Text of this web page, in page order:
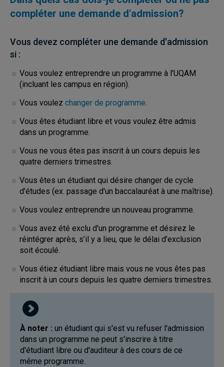
compléter une demande d'admission?
Vous devez compléter une demande d'admission
si :
Vous voulez entreprendre un programme à l’UQAM
(incluant les campus en région).
Vous voulez changer de programme.
Vous êtes étudiant libre et vous voulez être admis
dans un programme.
Vous ne vous êtes pas inscrit à un cours depuis les
quatre derniers trimestres.
Vous êtes un étudiant qui désire changer de cycle
d'études (ex. passage d'un baccalauréat à une maîtrise).
Vous voulez entreprendre un nouveau programme.
Vous avez été exclu d'un programme et désirez le
réintégrer après, s’il y a lieu, que le délai d’exclusion
soit écoulé.
Vous étiez étudiant libre mais vous ne vous êtes pas
inscrit à un cours depuis les quatre derniers trimestres.
À noter : un étudiant qui s'est vu refuser l'admission
dans un programme ne peut s'inscrire à titre
d'étudiant libre ou d'auditeur à des cours de ce
même programme.